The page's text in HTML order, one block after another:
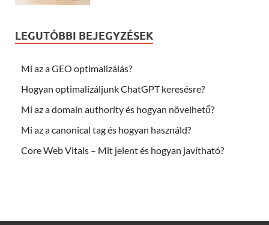
LEGUTÓBBI BEJEGYZÉSEK
Mi az a GEO optimalizálás?
Hogyan optimalizáljunk ChatGPT keresésre?
Mi az a domain authority és hogyan növelhető?
Mi az a canonical tag és hogyan használd?
Core Web Vitals – Mit jelent és hogyan javítható?